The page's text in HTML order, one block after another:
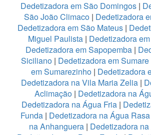
Dedetizadora em São Domingos |
São João Climaco| Dedetizadora
Dedetizadora em São Mateus |
Miguel Paulista | Dedetizadora
Dedetizadora em Sapopemba |
Siciliano | Dedetizadora em Sumare
em Sumarezinho| Dedetizadora
Dedetizadora na Vila Maria Zelia |
Aclimação | Dedetizadora na
Dedetizadora na Água Fria|
Funda| Dedetizadora na Água Rasa
na Anhanguera| Dedetizadora